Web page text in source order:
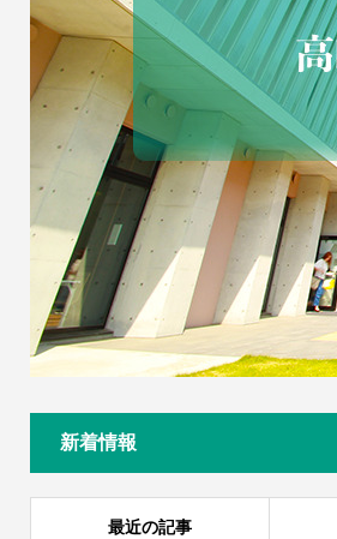
新着情報
最近の記事